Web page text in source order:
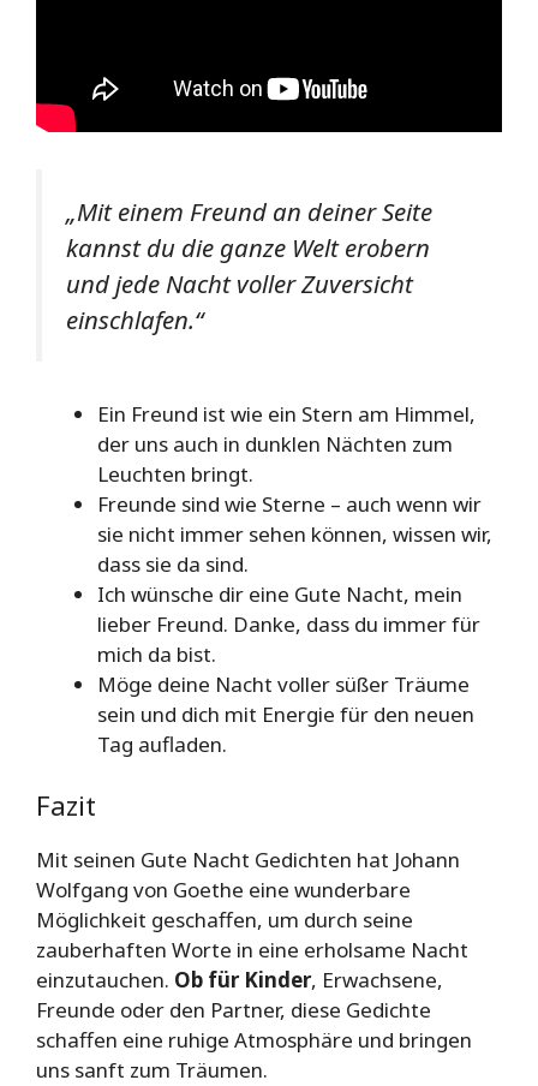
„Mit einem Freund an deiner Seite
kannst du die ganze Welt erobern
und jede Nacht voller Zuversicht
einschlafen.“
Ein Freund ist wie ein Stern am Himmel,
der uns auch in dunklen Nächten zum
Leuchten bringt.
Freunde sind wie Sterne – auch wenn wir
sie nicht immer sehen können, wissen wir,
dass sie da sind.
Ich wünsche dir eine Gute Nacht, mein
lieber Freund. Danke, dass du immer für
mich da bist.
Möge deine Nacht voller süßer Träume
sein und dich mit Energie für den neuen
Tag aufladen.
Fazit
Mit seinen Gute Nacht Gedichten hat Johann
Wolfgang von Goethe eine wunderbare
Möglichkeit geschaffen, um durch seine
zauberhaften Worte in eine erholsame Nacht
einzutauchen. Ob für Kinder, Erwachsene,
Freunde oder den Partner, diese Gedichte
schaffen eine ruhige Atmosphäre und bringen
uns sanft zum Träumen.